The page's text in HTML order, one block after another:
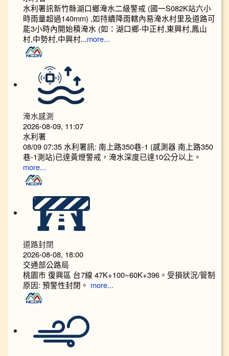
水利署訊新竹縣湖口鄉淹水二級警戒 (國一S082K站六小
時雨量超過140mm) ,如持續降雨轄內易淹水村里及道路可
能3小時內開始積淹水 (如：湖口鄉-中正村,東興村,鳳山
村,中勢村,中興村...more...
淹水感測
2026-08-09, 11:07
水利署
08/09 07:35 水利署訊: 南上路350巷-1 (感測器 南上路350
巷-1測站)已達黃燈警戒，淹水深度已達10公分以上。​​​
more...
道路封閉
2026-08-08, 18:00
交通部公路局
桃園市 復興區 台7線 47K+100~60K+396。受損狀況/管制
原因: 預警性封閉。
more...